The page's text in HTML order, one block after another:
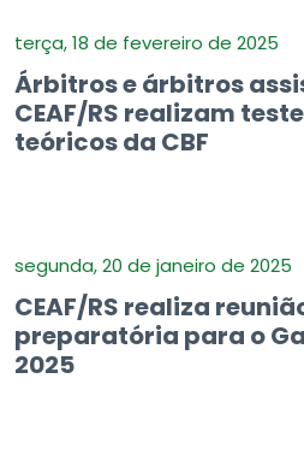
terça, 18 de fevereiro de 2025
Árbitros e árbitros
CEAF/RS realizam
teóricos da CBF
segunda, 20 de janeiro de 2025
CEAF/RS realiza
preparatória para o
2025